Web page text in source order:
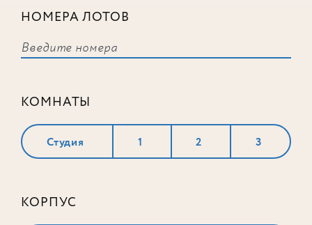
НОМЕРА ЛОТОВ
КОМНАТЫ
Студия 1 2 3
КОРПУС
соответствует ни одного лота